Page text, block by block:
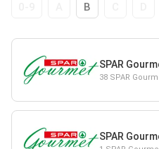
B
SPAR
38 SPAR
SPAR